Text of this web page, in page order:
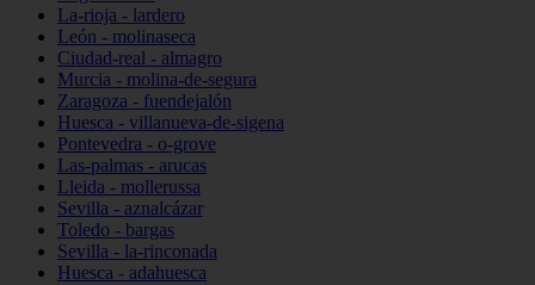
La-rioja - lardero
León - molinaseca
Ciudad-real - almagro
Murcia - molina-de-segura
Zaragoza - fuendejalón
Huesca - villanueva-de-sigena
Pontevedra - o-grove
Las-palmas - arucas
Lleida - mollerussa
Sevilla - aznalcázar
Toledo - bargas
Sevilla - la-rinconada
Huesca - adahuesca